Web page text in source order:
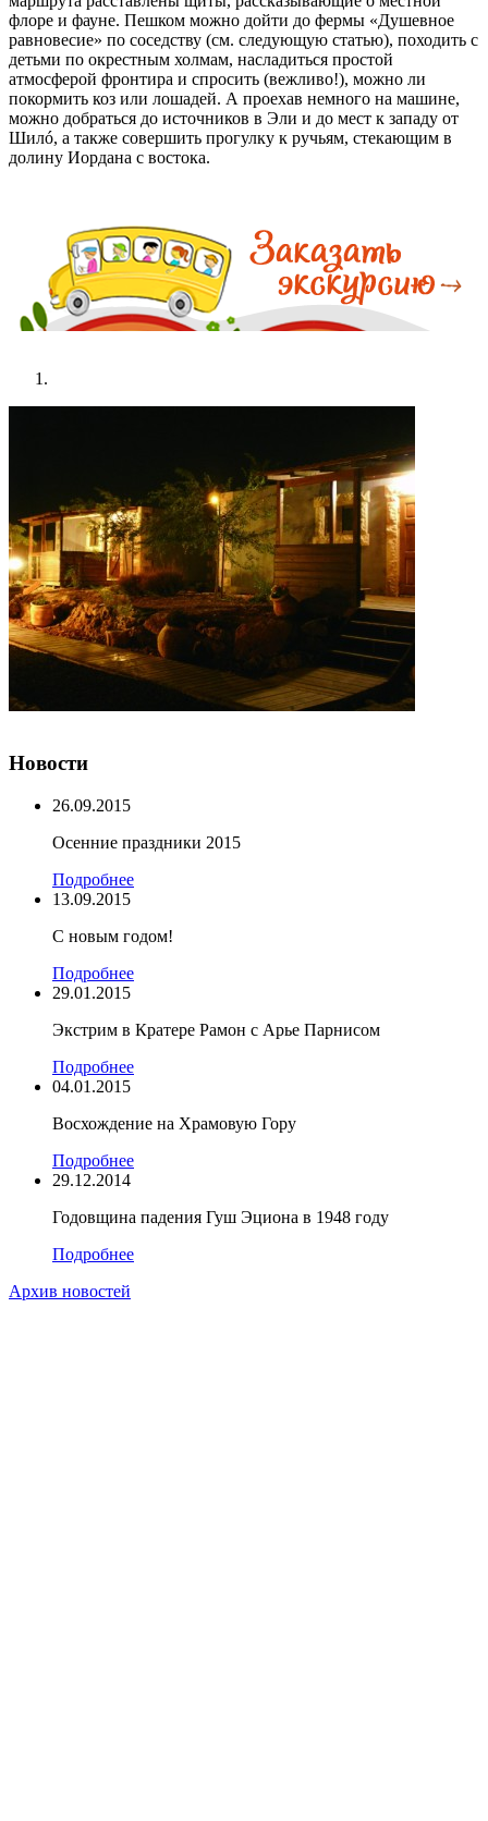
флоре и фауне. Пешком можно дойти до фермы «Душевное
равновесие» по соседству (см. следующую статью), походить с
детьми по окрестным холмам, насладиться простой
атмосферой фронтира и спросить (вежливо!), можно ли
покормить коз или лошадей. А проехав немного на машине,
можно добраться до источников в Эли и до мест к западу от
Шилó, а также совершить прогулку к ручьям, стекающим в
долину Иордана с востока.
Новости
26.09.2015
Осенние праздники 2015
Подробнее
13.09.2015
С новым годом!
Подробнее
29.01.2015
Экстрим в Кратере Рамон c Арье Парнисом
Подробнее
04.01.2015
Восхождение на Храмовую Гору
Подробнее
29.12.2014
Годовщина падения Гуш Эциона в 1948 году
Подробнее
Архив новостей